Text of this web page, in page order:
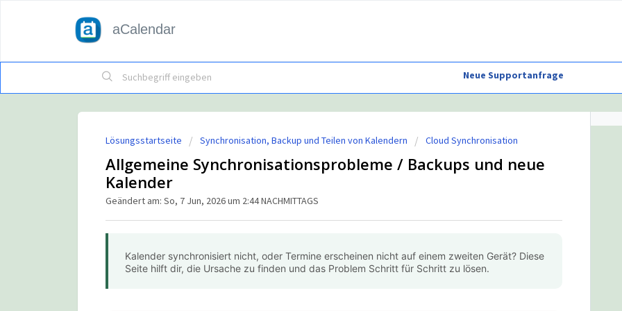
aCalendar
Neue Supportanfrage
Lösungsstartseite Synchronisation, Backup und Teilen von Kalendern Cloud Synchronisation
Allgemeine Synchronisationsprobleme / Backups und neue
Kalender
Geändert am: So, 7 Jun, 2026 um 2:44 NACHMITTAGS
Kalender synchronisiert nicht, oder Termine erscheinen nicht auf einem zweiten Gerät? Diese
Seite hilft dir, die Ursache zu finden und das Problem Schritt für Schritt zu lösen.